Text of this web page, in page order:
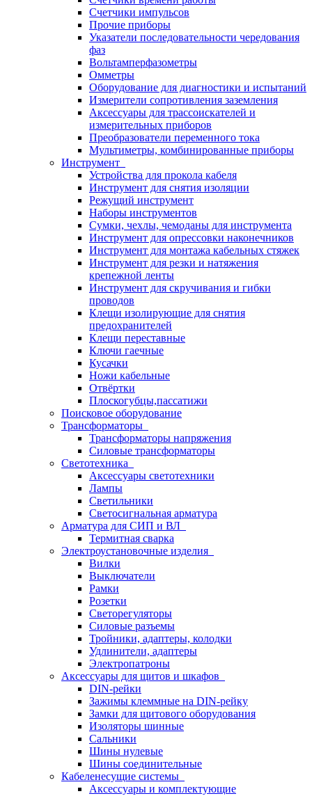
Счетчики импульсов
Прочие приборы
Указатели последовательности чередования
фаз
Вольтамперфазометры
Омметры
Оборудование для диагностики и испытаний
Измерители сопротивления заземления
Аксессуары для трассоискателей и
измерительных приборов
Преобразователи переменного тока
Мультиметры, комбинированные приборы
Инструмент
Устройства для прокола кабеля
Инструмент для снятия изоляции
Режущий инструмент
Наборы инструментов
Сумки, чехлы, чемоданы для инструмента
Инструмент для опрессовки наконечников
Инструмент для монтажа кабельных стяжек
Инструмент для резки и натяжения
крепежной ленты
Инструмент для скручивания и гибки
проводов
Клещи изолирующие для снятия
предохранителей
Клещи переставные
Ключи гаечные
Кусачки
Ножи кабельные
Отвёртки
Плоскогубцы,пассатижи
Поисковое оборудование
Трансформаторы
Трансформаторы напряжения
Силовые трансформаторы
Светотехника
Аксессуары светотехники
Лампы
Светильники
Светосигнальная арматура
Арматура для СИП и ВЛ
Термитная сварка
Электроустановочные изделия
Вилки
Выключатели
Рамки
Розетки
Светорегуляторы
Силовые разъемы
Тройники, адаптеры, колодки
Удлинители, адаптеры
Электропатроны
Аксессуары для щитов и шкафов
DIN-рейки
Зажимы клеммные на DIN-рейку
Замки для щитового оборудования
Изоляторы шинные
Сальники
Шины нулевые
Шины соединительные
Кабеленесущие системы
Аксессуары и комплектующие